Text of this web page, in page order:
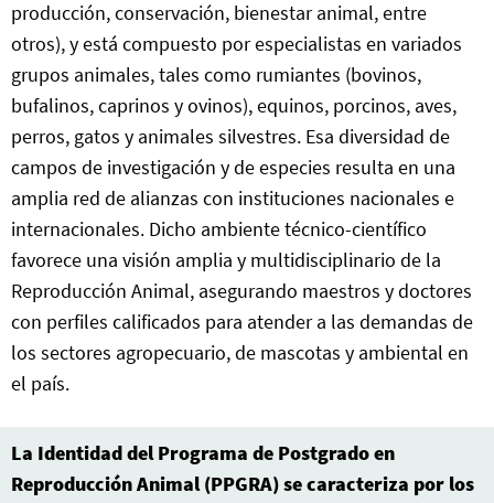
producción, conservación, bienestar animal, entre
otros), y está compuesto por especialistas en variados
grupos animales, tales como rumiantes (bovinos,
bufalinos, caprinos y ovinos), equinos, porcinos, aves,
perros, gatos y animales silvestres. Esa diversidad de
campos de investigación y de especies resulta en una
amplia red de alianzas con instituciones nacionales e
internacionales. Dicho ambiente técnico-científico
favorece una visión amplia y multidisciplinario de la
Reproducción Animal, asegurando maestros y doctores
con perfiles calificados para atender a las demandas de
los sectores agropecuario, de mascotas y ambiental en
el país.
La Identidad del Programa de Postgrado en
Reproducción Animal (PPGRA) se caracteriza por los